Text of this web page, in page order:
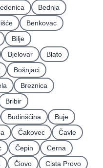
Bednja
Benkovac
Bilje
Bjelovar
Blato
Bošnjaci
Breznica
Bribir
Budinšćina
Buje
Čakovec
Čavle
Čepin
Cerna
Čiovo
Cista Provo